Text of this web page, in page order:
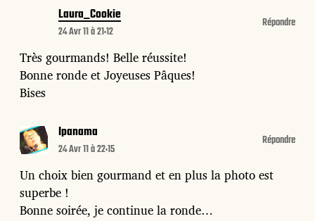
Laura_Cookie
24 Avr 11 à 21:12
Très gourmands! Belle réussite!
Bonne ronde et Joyeuses Pâques!
Bises
Répondre
Ipanama
24 Avr 11 à 22:15
Un choix bien gourmand et en plus la photo est
superbe !
Bonne soirée, je continue la ronde…
Répondre